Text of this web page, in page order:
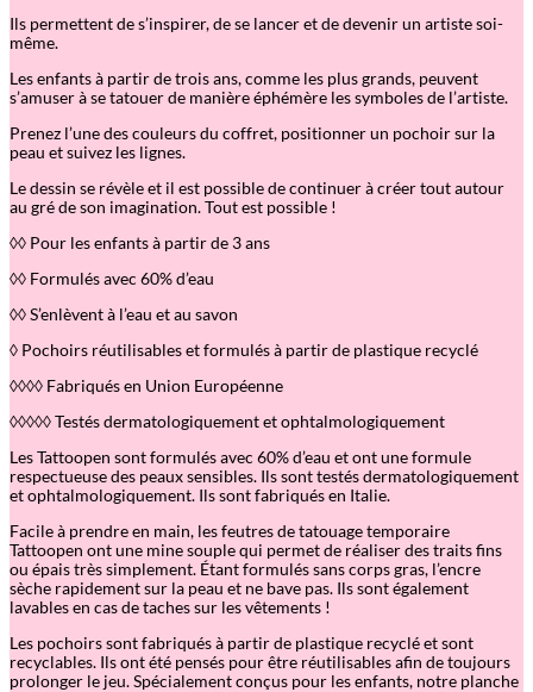
Ils permettent de s’inspirer, de se lancer et de devenir un artiste soi-
même.
Les enfants à partir de trois ans, comme les plus grands, peuvent
s’amuser à se tatouer de manière éphémère les symboles de l’artiste.
Prenez l’une des couleurs du coffret, positionner un pochoir sur la
peau et suivez les lignes.
Le dessin se révèle et il est possible de continuer à créer tout autour
au gré de son imagination. Tout est possible !
◊◊ Pour les enfants à partir de 3 ans
◊◊ Formulés avec 60% d’eau
◊◊ S’enlèvent à l’eau et au savon
◊ Pochoirs réutilisables et formulés à partir de plastique recyclé
◊◊◊◊ Fabriqués en Union Européenne
◊◊◊◊◊ Testés dermatologiquement et ophtalmologiquement
Les Tattoopen sont formulés avec 60% d’eau et ont une formule
respectueuse des peaux sensibles. Ils sont testés dermatologiquement
et ophtalmologiquement. Ils sont fabriqués en Italie.
Facile à prendre en main, les feutres de tatouage temporaire
Tattoopen ont une mine souple qui permet de réaliser des traits fins
ou épais très simplement. Étant formulés sans corps gras, l’encre
sèche rapidement sur la peau et ne bave pas. Ils sont également
lavables en cas de taches sur les vêtements !
Les pochoirs sont fabriqués à partir de plastique recyclé et sont
recyclables. Ils ont été pensés pour être réutilisables afin de toujours
prolonger le jeu. Spécialement conçus pour les enfants, notre planche